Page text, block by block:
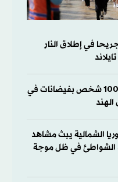
و15 جريحا في إطلاق النار
مقتل نحو 100 شخص بفيضانات في
الشمالية يبث مشاهد
الشواطئ في ظل موجة